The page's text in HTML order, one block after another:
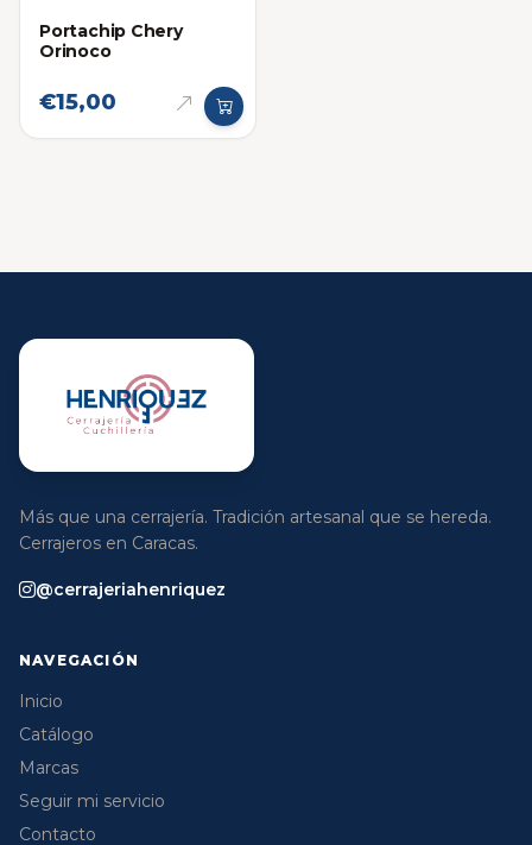
Portachip Chery
Orinoco
€15,00
Más que una cerrajería. Tradición artesanal que se hereda.
Cerrajeros en Caracas.
@cerrajeriahenriquez
NAVEGACIÓN
Inicio
Catálogo
Marcas
Seguir mi servicio
Contacto